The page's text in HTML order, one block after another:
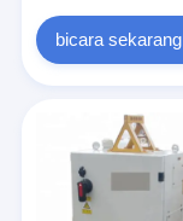
bicara sekarang